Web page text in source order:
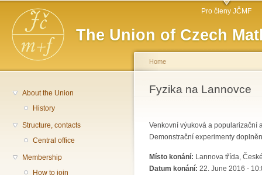
The Union of Czech
Main menu Pro členy JČMF
About the Union
History
Structure, contacts
Central office
Membership
How to join
You are here
Home
Fyzika na Lannovce
Venkovní výuková a popularizační
Demonstrační experimenty
Místo konání: Lannova třída,
Datum konání: 22. June 2016 -